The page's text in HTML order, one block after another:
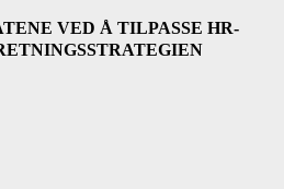
VED Å TILPASSE HR-